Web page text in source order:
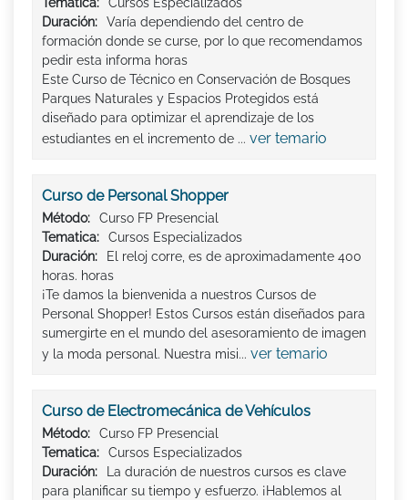
Duración:
Varía dependiendo del centro de
formación donde se curse, por lo que recomendamos
pedir esta informa horas
Este Curso de Técnico en Conservación de Bosques
Parques Naturales y Espacios Protegidos está
diseñado para optimizar el aprendizaje de los
estudiantes en el incremento de ... ver temario
Curso de Personal Shopper
Método:
Curso FP Presencial
Tematica:
Cursos Especializados
Duración:
El reloj corre, es de aproximadamente 400
horas. horas
¡Te damos la bienvenida a nuestros Cursos de
Personal Shopper! Estos Cursos están diseñados para
sumergirte en el mundo del asesoramiento de imagen
y la moda personal. Nuestra misi... ver temario
Curso de Electromecánica de Vehículos
Método:
Curso FP Presencial
Tematica:
Cursos Especializados
Duración:
La duración de nuestros cursos es clave
para planificar su tiempo y esfuerzo. ¡Hablemos al